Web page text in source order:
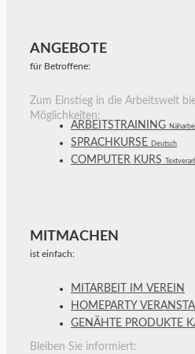
ANGEBOTE
für Betroffene:
Zum Einstieg in die Arbeitswelt
Möglichkeiten:
ARBEITSTRAINING
SPRACHKURSE Deutsch
COMPUTER KURS
MITMACHEN
ist einfach:
MITARBEIT IM VEREIN
HOMEPARTY
GENÄHTE PRODUKTE
Bleiben Sie informiert: